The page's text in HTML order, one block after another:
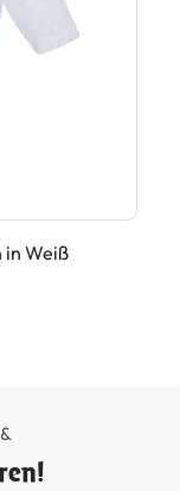
in Weiß